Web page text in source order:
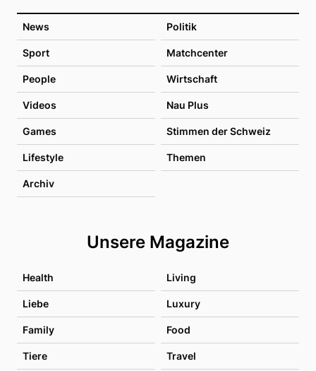
News Politik
Sport Matchcenter
People Wirtschaft
Videos Nau Plus
Games Stimmen der Schweiz
Lifestyle Themen
Archiv
Unsere Magazine
Health Living
Liebe Luxury
Family Food
Tiere Travel